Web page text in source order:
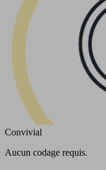
Convivial
Aucun codage requis.